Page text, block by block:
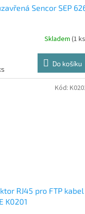
Sencor SEP
Skladem (1
Do košíku
RJ45 pro FTP kabel
K0201
Kód: